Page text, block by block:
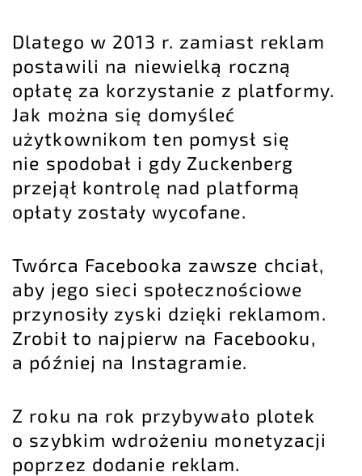
Dlatego w 2013 r. zamiast reklam
postawili na niewielką roczną
opłatę za korzystanie z platformy.
Jak można się domyśleć
użytkownikom ten pomysł się
nie spodobał i gdy Zuckenberg
przejął kontrolę nad platformą
opłaty zostały wycofane.
Twórca Facebooka zawsze chciał,
aby jego sieci społecznościowe
przynosiły zyski dzięki reklamom.
Zrobił to najpierw na Facebooku,
a później na Instagramie.
Z roku na rok przybywało plotek
o szybkim wdrożeniu monetyzacji
poprzez dodanie reklam.